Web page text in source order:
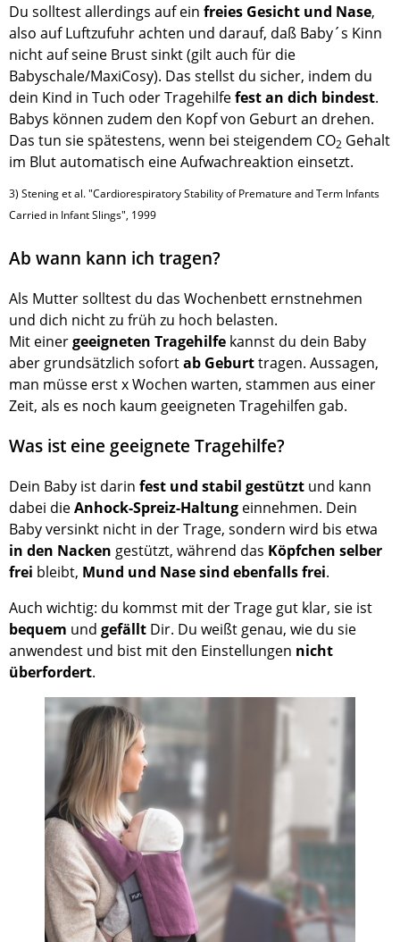
Du solltest allerdings auf ein freies Gesicht und Nase,
also auf Luftzufuhr achten und darauf, daß Baby´s Kinn
nicht auf seine Brust sinkt (gilt auch für die
Babyschale/MaxiCosy). Das stellst du sicher, indem du
dein Kind in Tuch oder Tragehilfefest an dich bindest.
Babys können zudem den Kopf von Geburt an drehen.
Das tun sie spätestens, wenn bei steigendem CO2 Gehalt
im Blut automatisch eine Aufwachreaktion einsetzt.
3) Stening et al. "Cardiorespiratory Stability of Premature and Term Infants
Carried in Infant Slings", 1999
Ab wann kann ich tragen?
Als Mutter solltest du das Wochenbett ernstnehmen
und dich nicht zu früh zu hoch belasten.
Mit einergeeigneten Tragehilfe kannst du dein Baby
aber grundsätzlich sofortab Geburttragen. Aussagen,
man müsse erst x Wochen warten, stammen aus einer
Zeit, als es noch kaum geeigneten Tragehilfen gab.
Was ist eine geeignete Tragehilfe?
Dein Baby ist darin fest und stabil gestützt und kann
dabei dieAnhock-Spreiz-Haltung einnehmen. Dein
Baby versinkt nicht in der Trage, sondern wird bis etwa
in den Nacken gestützt, während das Köpfchen selber
frei bleibt, Mund und Nase sind ebenfalls frei.
Auch wichtig: du kommst mit der Trage gut klar, sie ist
bequem und gefällt Dir. Du weißt genau, wie du sie
anwendest und bist mit den Einstellungen nicht
überfordert.